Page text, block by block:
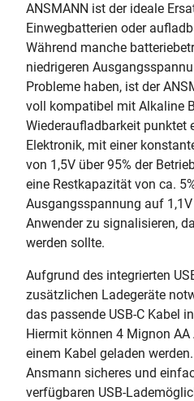
ANSMANN ist der ideale
Einwegbatterien oder
Während manche
niedrigeren
Probleme haben, ist der
voll kompatibel mit Alkaline
Wiederaufladbarkeit punktet
Elektronik, mit einer
von 1,5V über 95% der
eine Restkapazität von ca.
Ausgangsspannung auf
Anwender zu signalisieren,
werden sollte.
Aufgrund des integrierten
zusätzlichen Ladegeräte
das passende USB-C Kabel
Hiermit können 4 Mignon
einem Kabel geladen
Ansmann sicheres und
verfügbaren USB-